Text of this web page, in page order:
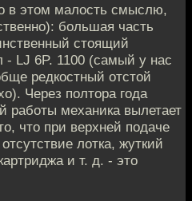
в этом малость смыслю,
большая часть
стоящий
- LJ 6P. 1100 (самый у нас
редкостный отстой
Через полтора года
работы механика вылетает
что при верхней подаче
лотка, жуткий
и т. д. - это